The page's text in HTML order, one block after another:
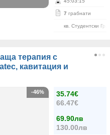
7 грабнати
кв. Студентски
терапия с
кавитация и
35.74€
66.47€
69.90лв
130.00лв
-46%